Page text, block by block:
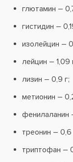
глютамин –
гистидин –
изолейцин –
лейцин – 1,09
лизин – 0,9 г;
метионин –
фенилаланин
треонин – 0,6
триптофан –